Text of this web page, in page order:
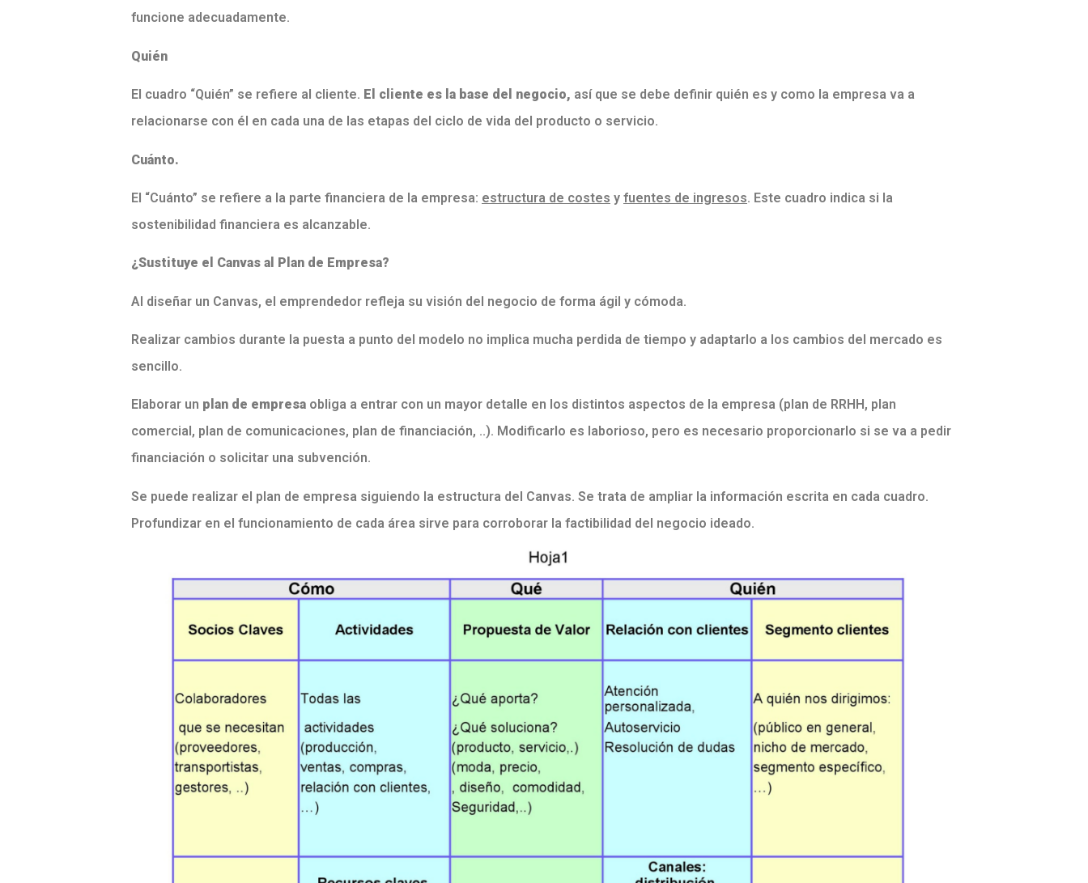
funcione adecuadamente.
Quién
El cuadro “Quién” se refiere al cliente. El cliente es la base del negocio, así que se debe definir quién es y como la empresa va a
relacionarse con él en cada una de las etapas del ciclo de vida del producto o servicio.
Cuánto.
El “Cuánto” se refiere a la parte financiera de la empresa: estructura de costes y fuentes de ingresos. Este cuadro indica si la
sostenibilidad financiera es alcanzable.
¿Sustituye el Canvas al Plan de Empresa?
Al diseñar un Canvas, el emprendedor refleja su visión del negocio de forma ágil y cómoda.
Realizar cambios durante la puesta a punto del modelo no implica mucha perdida de tiempo y adaptarlo a los cambios del mercado es
sencillo.
Elaborar un plan de empresa obliga a entrar con un mayor detalle en los distintos aspectos de la empresa (plan de RRHH, plan
comercial, plan de comunicaciones, plan de financiación, ..). Modificarlo es laborioso, pero es necesario proporcionarlo si se va a pedir
financiación o solicitar una subvención.
Se puede realizar el plan de empresa siguiendo la estructura del Canvas. Se trata de ampliar la información escrita en cada cuadro.
Profundizar en el funcionamiento de cada área sirve para corroborar la factibilidad del negocio ideado.